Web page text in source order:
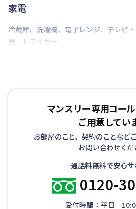
家電
冷蔵庫、 洗濯機、 電子レンジ、 テレビ
器、 ドライヤー
マンスリー専用コー
ご用意してい
お部屋のこと、契約のことなど
お問い合わせくだ
通話料無料で安心
0120-
受付時間：平日